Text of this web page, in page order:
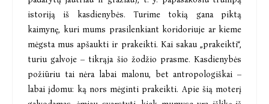
istoriją iš kasdienybės. Turime tokią gana piktą
kaimynę, kuri mums prasilenkiant koridoriuje ar kieme
mėgsta mus apšaukti ir prakeikti. Kai sakau „prakeikti“,
turiu galvoje – tikrąja šio žodžio prasme. Kasdienybės
požiūriu tai nėra labai malonu, bet antropologiškai –
labai įdomu: ką nors mėginti prakeikti. Apie šią moterį